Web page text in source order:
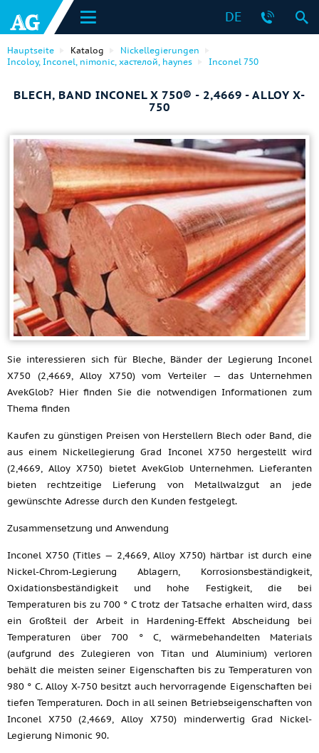
DE
Hauptseite Katalog
Nickellegierungen
Incoloy, Inconel, nimonic, хастелой, haynes
Inconel 750
BLECH, BAND INCONEL X 750® - 2,4669 - ALLOY X-
750
Sie interessieren sich für Bleche, Bänder der Legierung Inconel
X750 (2,4669, Alloy X750) vom Verteiler — das Unternehmen
AvekGlob? Hier finden Sie die notwendigen Informationen zum
Thema finden
Kaufen zu günstigen Preisen von Herstellern Blech oder Band, die
aus einem Nickellegierung Grad Inconel X750 hergestellt wird
(2,4669, Alloy X750) bietet AvekGlob Unternehmen. Lieferanten
bieten rechtzeitige Lieferung von Metallwalzgut an jede
gewünschte Adresse durch den Kunden festgelegt.
Zusammensetzung und Anwendung
Inconel X750 (Titles — 2,4669, Alloy X750) härtbar ist durch eine
Nickel-Chrom-Legierung Ablagern, Korrosionsbeständigkeit,
Oxidationsbeständigkeit und hohe Festigkeit, die bei
Temperaturen bis zu 700 ° C trotz der Tatsache erhalten wird, dass
ein Großteil der Arbeit in Hardening-Effekt Abscheidung bei
Temperaturen über 700 ° C, wärmebehandelten Materials
(aufgrund des Zulegieren von Titan und Aluminium) verloren
behält die meisten seiner Eigenschaften bis zu Temperaturen von
980 ° C. Alloy X-750 besitzt auch hervorragende Eigenschaften bei
tiefen Temperaturen. Doch in all seinen Betriebseigenschaften von
Inconel X750 (2,4669, Alloy X750) minderwertig Grad Nickel-
Legierung Nimonic 90.